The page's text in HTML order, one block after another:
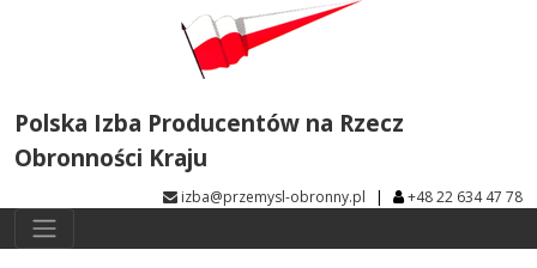
Polska Izba Producentów na Rzecz
Obronności Kraju
izba@przemysl-obronny.pl | +48 22 634 47 78